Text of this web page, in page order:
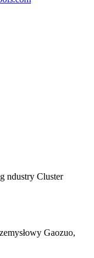
ndustry Cluster
Gaozuo,